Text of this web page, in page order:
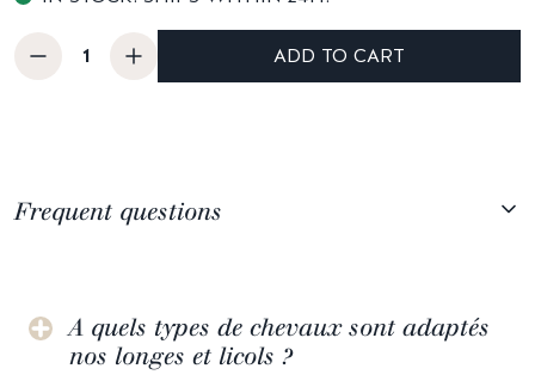
ADD TO CART
Frequent questions
A quels types de chevaux sont adaptés
nos longes et licols ?